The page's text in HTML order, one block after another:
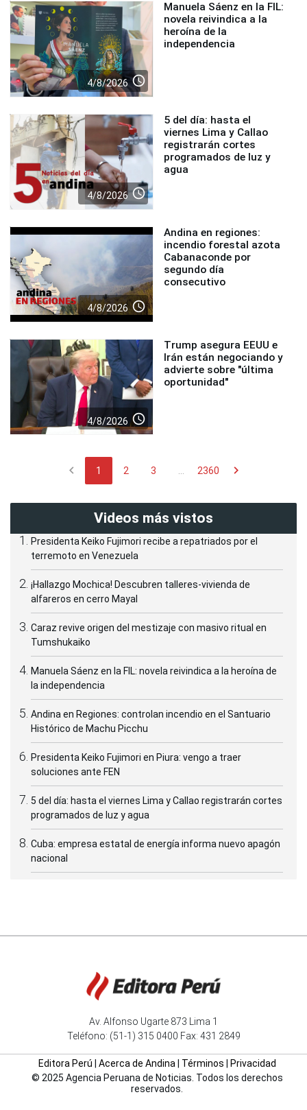
4/8/2026 access_time
Manuela Sáenz en la FIL:
novela reivindica a la
heroína de la
independencia
4/8/2026 access_time
5 del día: hasta el
viernes Lima y Callao
registrarán cortes
programados de luz y
agua
4/8/2026 access_time
Andina en regiones:
incendio forestal azota
Cabanaconde por
segundo día
consecutivo
4/8/2026 access_time
Trump asegura EEUU e
Irán están negociando y
advierte sobre "última
oportunidad"
chevron_left 1 2 3 ... 2360 chevron_right
Videos más vistos
Presidenta Keiko Fujimori recibe a repatriados por el
terremoto en Venezuela
¡Hallazgo Mochica! Descubren talleres-vivienda de
alfareros en cerro Mayal
Caraz revive origen del mestizaje con masivo ritual en
Tumshukaiko
Manuela Sáenz en la FIL: novela reivindica a la heroína de
la independencia
Andina en Regiones: controlan incendio en el Santuario
Histórico de Machu Picchu
Presidenta Keiko Fujimori en Piura: vengo a traer
soluciones ante FEN
5 del día: hasta el viernes Lima y Callao registrarán cortes
programados de luz y agua
Cuba: empresa estatal de energía informa nuevo apagón
nacional
Av. Alfonso Ugarte 873 Lima 1
Teléfono: (51-1) 315 0400 Fax: 431 2849
Editora Perú Acerca de Andina| Términos
Privacidad
© 2025 Agencia Peruana de Noticias. Todos los derechos
reservados.